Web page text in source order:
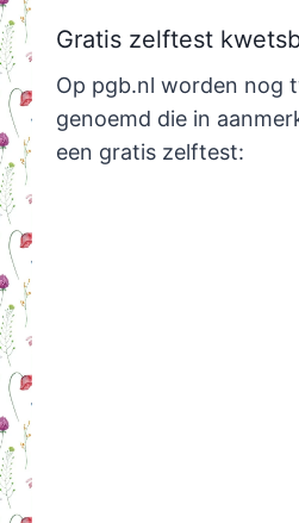
Gratis zelftest
Op pgb.nl worden nog
genoemd die in
een gratis zelftest: